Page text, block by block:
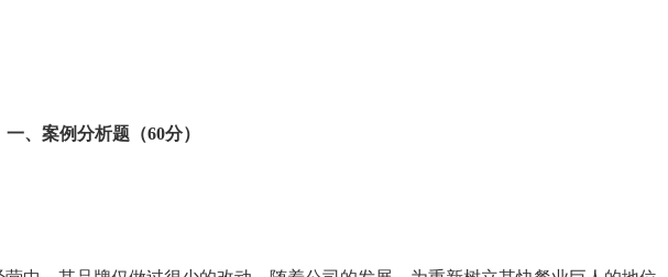
一、案例分析题（60分）